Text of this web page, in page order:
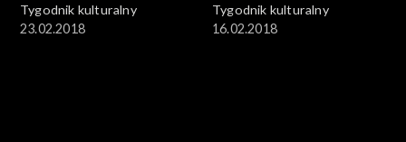
Tygodnik kulturalny
23.02.2018
Tygodnik kulturalny
16.02.2018